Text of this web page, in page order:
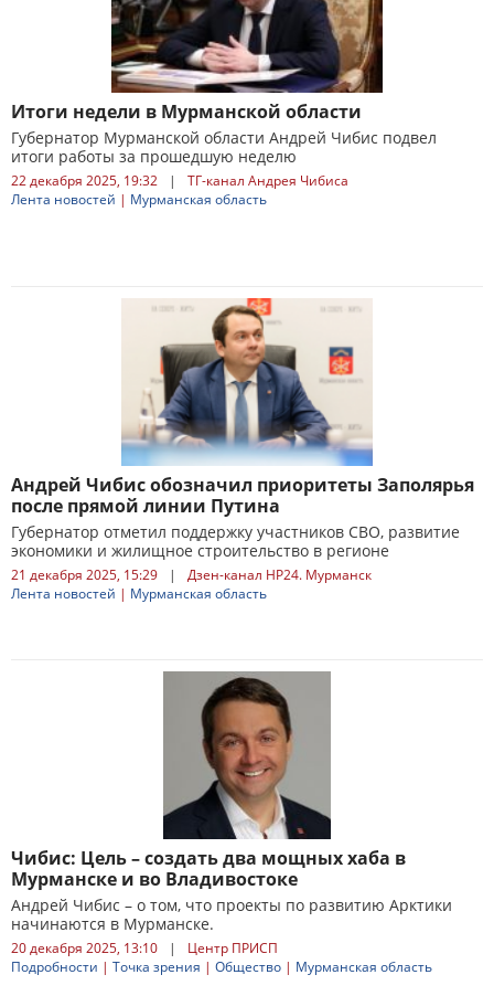
Итоги недели в Мурманской области
Губернатор Мурманской области Андрей Чибис подвел
итоги работы за прошедшую неделю
22 декабря 2025, 19:32 |
ТГ-канал Андрея Чибиса
Лента новостей | Мурманская область
Андрей Чибис обозначил приоритеты Заполярья
после прямой линии Путина
Губернатор отметил поддержку участников СВО, развитие
экономики и жилищное строительство в регионе
21 декабря 2025, 15:29 |
Дзен-канал НР24. Мурманск
Лента новостей | Мурманская область
Чибис: Цель – создать два мощных хаба в
Мурманске и во Владивостоке
Андрей Чибис – о том, что проекты по развитию Арктики
начинаются в Мурманске.
20 декабря 2025, 13:10 |
Центр ПРИСП
Подробности | Точка зрения | Общество | Мурманская область